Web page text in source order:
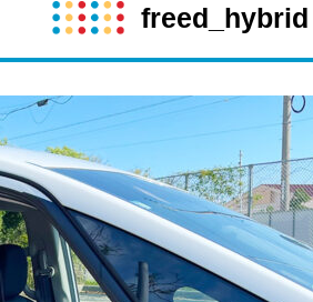
freed_hybrid